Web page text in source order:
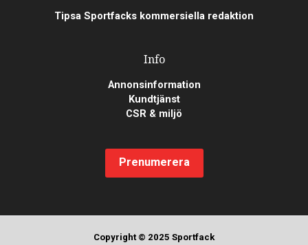
Tipsa Sportfacks kommersiella redaktion
Info
Annonsinformation
Kundtjänst
CSR & miljö
Prenumerera
Copyright © 2025 Sportfack